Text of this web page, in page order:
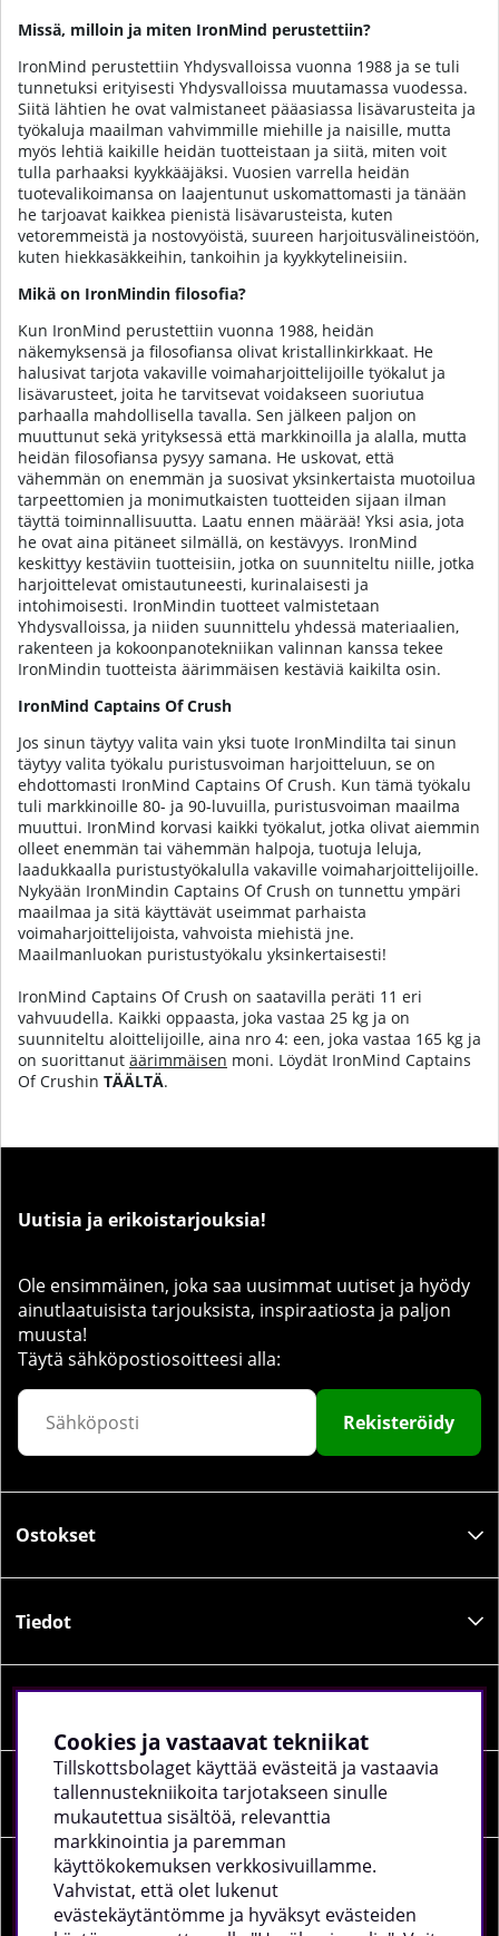
Missä, milloin ja miten IronMind perustettiin?
IronMind perustettiin Yhdysvalloissa vuonna 1988 ja se tuli
tunnetuksi erityisesti Yhdysvalloissa muutamassa vuodessa.
Siitä lähtien he ovat valmistaneet pääasiassa lisävarusteita ja
työkaluja maailman vahvimmille miehille ja naisille, mutta
myös lehtiä kaikille heidän tuotteistaan ja siitä, miten voit
tulla parhaaksi kyykkääjäksi. Vuosien varrella heidän
tuotevalikoimansa on laajentunut uskomattomasti ja tänään
he tarjoavat kaikkea pienistä lisävarusteista, kuten
vetoremmeistä ja nostovyöistä, suureen harjoitusvälineistöön,
kuten hiekkasäkkeihin, tankoihin ja kyykkytelineisiin.
Mikä on IronMindin filosofia?
Kun IronMind perustettiin vuonna 1988, heidän
näkemyksensä ja filosofiansa olivat kristallinkirkkaat. He
halusivat tarjota vakaville voimaharjoittelijoille työkalut ja
lisävarusteet, joita he tarvitsevat voidakseen suoriutua
parhaalla mahdollisella tavalla. Sen jälkeen paljon on
muuttunut sekä yrityksessä että markkinoilla ja alalla, mutta
heidän filosofiansa pysyy samana. He uskovat, että
vähemmän on enemmän ja suosivat yksinkertaista muotoilua
tarpeettomien ja monimutkaisten tuotteiden sijaan ilman
täyttä toiminnallisuutta. Laatu ennen määrää! Yksi asia, jota
he ovat aina pitäneet silmällä, on kestävyys. IronMind
keskittyy kestäviin tuotteisiin, jotka on suunniteltu niille, jotka
harjoittelevat omistautuneesti, kurinalaisesti ja
intohimoisesti. IronMindin tuotteet valmistetaan
Yhdysvalloissa, ja niiden suunnittelu yhdessä materiaalien,
rakenteen ja kokoonpanotekniikan valinnan kanssa tekee
IronMindin tuotteista äärimmäisen kestäviä kaikilta osin.
IronMind Captains Of Crush
Jos sinun täytyy valita vain yksi tuote IronMindilta tai sinun
täytyy valita työkalu puristusvoiman harjoitteluun, se on
ehdottomasti IronMind Captains Of Crush. Kun tämä työkalu
tuli markkinoille 80- ja 90-luvuilla, puristusvoiman maailma
muuttui. IronMind korvasi kaikki työkalut, jotka olivat aiemmin
olleet enemmän tai vähemmän halpoja, tuotuja leluja,
laadukkaalla puristustyökalulla vakaville voimaharjoittelijoille.
Nykyään IronMindin Captains Of Crush on tunnettu ympäri
maailmaa ja sitä käyttävät useimmat parhaista
voimaharjoittelijoista, vahvoista miehistä jne.
Maailmanluokan puristustyökalu yksinkertaisesti!
IronMind Captains Of Crush on saatavilla peräti 11 eri
vahvuudella. Kaikki oppaasta, joka vastaa 25 kg ja on
suunniteltu aloittelijoille, aina nro 4: een, joka vastaa 165 kg ja
on suorittanut äärimmäisen moni. Löydät IronMind Captains
Of Crushin TÄÄLTÄ.
Uutisia ja erikoistarjouksia!
Ole ensimmäinen, joka saa uusimmat uutiset ja hyödy
ainutlaatuisista tarjouksista, inspiraatiosta ja paljon
muusta!
Täytä sähköpostiosoitteesi alla:
Rekisteröidy
Ostokset
Tiedot
Yrityksen tiedot
Cookies ja vastaavat tekniikat
Tillskottsbolaget käyttää evästeitä ja vastaavia
tallennustekniikoita tarjotakseen sinulle
mukautettua sisältöä, relevanttia
markkinointia ja paremman
käyttökokemuksen verkkosivuillamme.
Vahvistat, että olet lukenut
evästekäytäntömme ja hyväksyt evästeiden